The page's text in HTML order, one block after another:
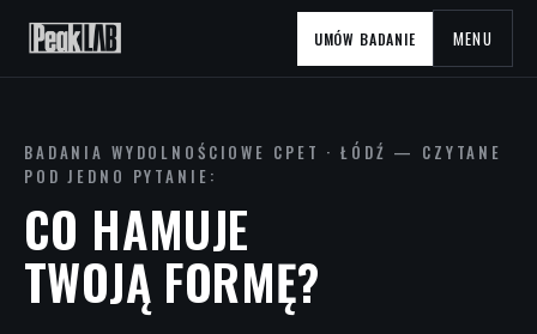
UMÓW BADANIE MENU
BADANIA WYDOLNOŚCIOWE CPET · ŁÓDŹ — CZYTANE
POD JEDNO PYTANIE:
CO HAMUJE
TWOJĄ FORMĘ?